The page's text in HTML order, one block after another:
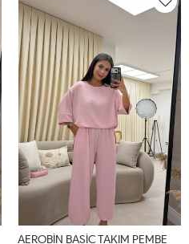
A
EROBİN BASİC TAKIM PEMBE (22 AĞUSTOS KARGO ÇIKIŞI) Pudra